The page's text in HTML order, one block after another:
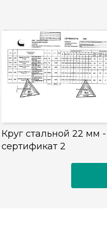
Круг стальной 22 мм -
сертификат 2